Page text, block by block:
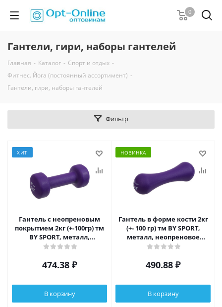
0
Гантели, гири, наборы гантелей
Главная - Каталог - Спорт и отдых -
Фитнес. Йога (постоянный ассортимент) -
Гантели, гири, наборы гантелей
Фильтр
ХИТ
Гантель с неопреновым
покрытием 2кг (+-100гр) тм
BY SPORT, металл,
неопреновое покрытие
474.38 ₽
В корзину
НОВИНКА
Гантель в форме кости 2кг
(+- 100 гр) тм BY SPORT,
металл, неопреновое
покрытие
490.88 ₽
В корзину